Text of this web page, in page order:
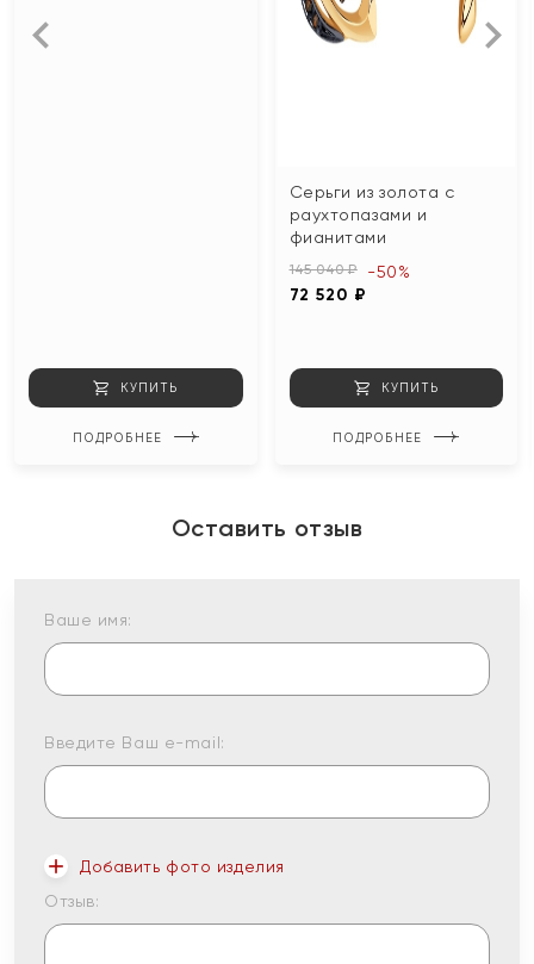
КУПИТЬ
ПОДРОБНЕЕ
Серьги из золота с
раухтопазами и
фианитами
145 040 ₽
72 520 ₽
-50%
КУПИТЬ
ПОДРОБНЕЕ
Оставить отзыв
Ваше имя:
Введите Ваш e-mail:
Добавить фото изделия
Отзыв: